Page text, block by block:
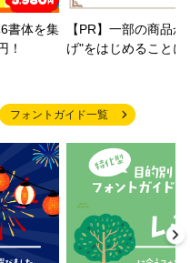
書体を集
！
【PR】一部の商品
げ"をはじめること
フォントガイド一覧